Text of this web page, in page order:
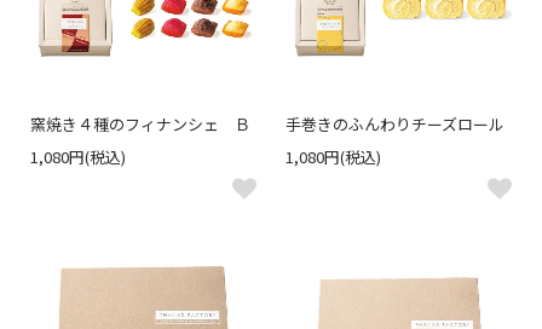
窯焼き４種のフィナンシェ Ｂ
1,080円(税込)
手巻きのふんわりチーズロール
1,080円(税込)